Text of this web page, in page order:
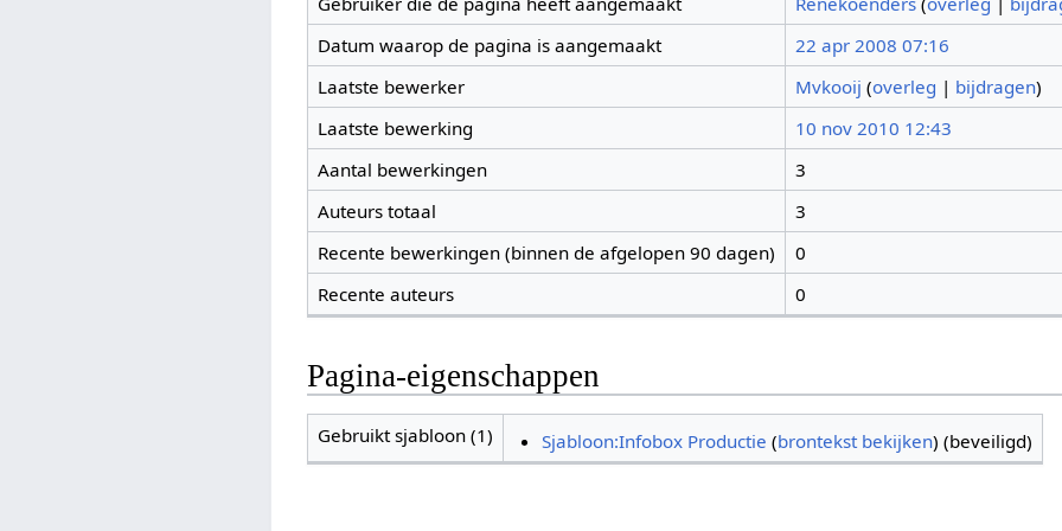
Datum waarop de pagina is aangemaakt
22 apr 2008 07:16
Laatste bewerker
Mvkooij (overleg | bijdragen)
Laatste bewerking
10 nov 2010 12:43
Aantal bewerkingen
3
Auteurs totaal
3
Recente bewerkingen (binnen de afgelopen 90 dagen)
0
Recente auteurs
0
Pagina-eigenschappen
Gebruikt sjabloon (1) Sjabloon:Infobox Productie (brontekst bekijken) (beveiligd)